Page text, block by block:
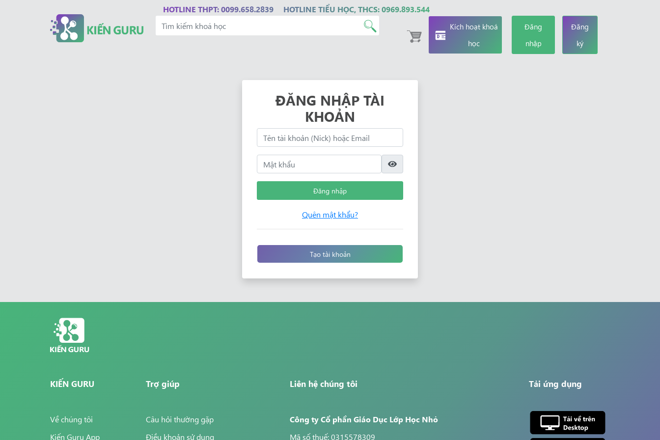
HOTLINE THPT: 0099.658.2839 HOTLINE TIỂU HỌC, THCS: 0969.893.544
Kích hoạt khoá
học
Đăng
nhập
Đăng
ký
ĐĂNG NHẬP TÀI
KHOẢN
Đăng nhập
Quên mật khẩu?
Tạo tài khoản
KIẾN GURU
Về chúng tôi
Kiến Guru App
Trợ giúp
Câu hỏi thường gặp
Điều khoản sử dụng
Liên hệ chúng tôi
Công ty Cổ phần Giáo Dục Lớp Học Nhỏ
Mã số thuế: 0315578309
Tải ứng dụng